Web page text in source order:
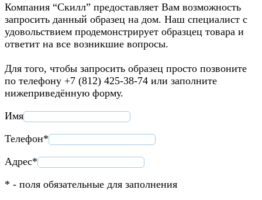
Компания “Скилл” предоставляет Вам возможность
запросить данный образец на дом. Наш специалист с
удовольствием продемонстрирует образцец товара и
ответит на все возникшие вопросы.
Для того, чтобы запросить образец просто позвоните
по телефону +7 (812) 425-38-74 или заполните
нижеприведённую форму.
Имя
Телефон*
Адрес*
* - поля обязательные для заполнения